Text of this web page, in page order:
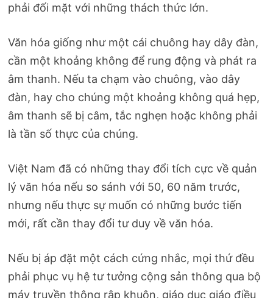
phải đối mặt với những thách thức lớn.
Văn hóa giống như một cái chuông hay dây đàn,
cần một khoảng không để rung động và phát ra
âm thanh. Nếu ta chạm vào chuông, vào dây
đàn, hay cho chúng một khoảng không quá hẹp,
âm thanh sẽ bị câm, tắc nghẹn hoặc không phải
là tần số thực của chúng.
Việt Nam đã có những thay đổi tích cực về quản
lý văn hóa nếu so sánh với 50, 60 năm trước,
nhưng nếu thực sự muốn có những bước tiến
mới, rất cần thay đổi tư duy về văn hóa.
Nếu bị áp đặt một cách cứng nhắc, mọi thứ đều
phải phục vụ hệ tư tưởng cộng sản thông qua bộ
máy truyền thông rập khuôn, giáo dục giáo điều